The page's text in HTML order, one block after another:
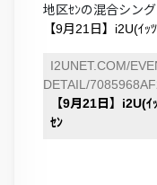
地区ｾﾝの混合シン
【9月21日】i2U(ｲ
I2UNET.COM/
DETAIL/
【9月21日】i2U(
ｾﾝ